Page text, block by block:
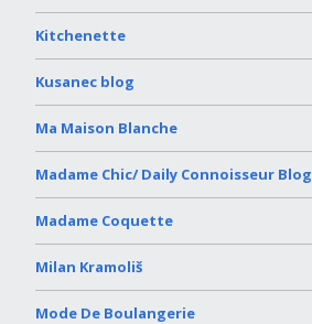
Kitchenette
Kusanec blog
Ma Maison Blanche
Madame Chic/ Daily Connoisseur Blog
Madame Coquette
Milan Kramoliš
Mode De Boulangerie